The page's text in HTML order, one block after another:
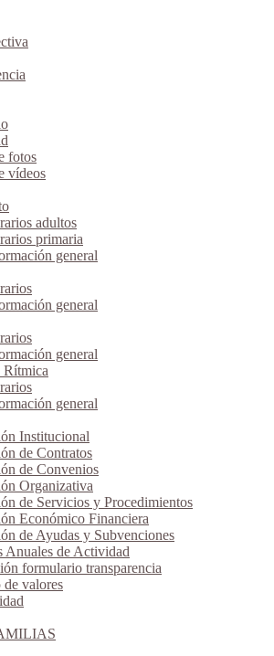
fotos
vídeos
adultos
primaria
general
general
general
Rítmica
general
Institucional
de Contratos
de Convenios
Organizativa
de Servicios y Procedimientos
Económico Financiera
de Ayudas y Subvenciones
Anuales de Actividad
formulario transparencia
valores